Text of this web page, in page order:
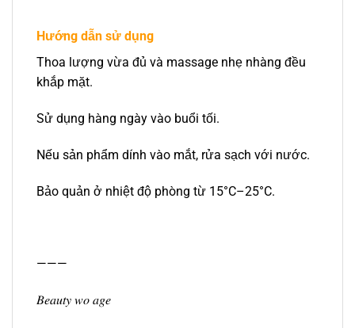
Hướng dẫn sử dụng
Thoa lượng vừa đủ và massage nhẹ nhàng đều
khắp mặt.
Sử dụng hàng ngày vào buổi tối.
Nếu sản phẩm dính vào mắt, rửa sạch với nước.
Bảo quản ở nhiệt độ phòng từ 15°C–25°C.
———
𝐵𝑒𝑎𝑢𝑡𝑦 𝑤𝑜 𝑎𝑔𝑒